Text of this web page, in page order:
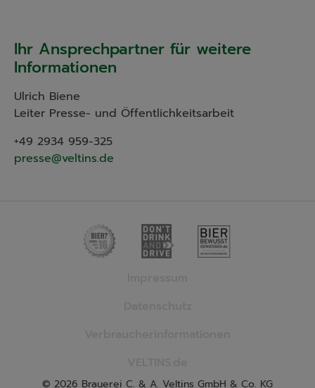
Ihr Ansprechpartner für weitere
Informationen
Ulrich Biene
Leiter Presse- und Öffentlichkeitsarbeit
+49 2934 959-325
presse@veltins.de
© 2026 Brauerei C. & A. Veltins GmbH & Co. KG